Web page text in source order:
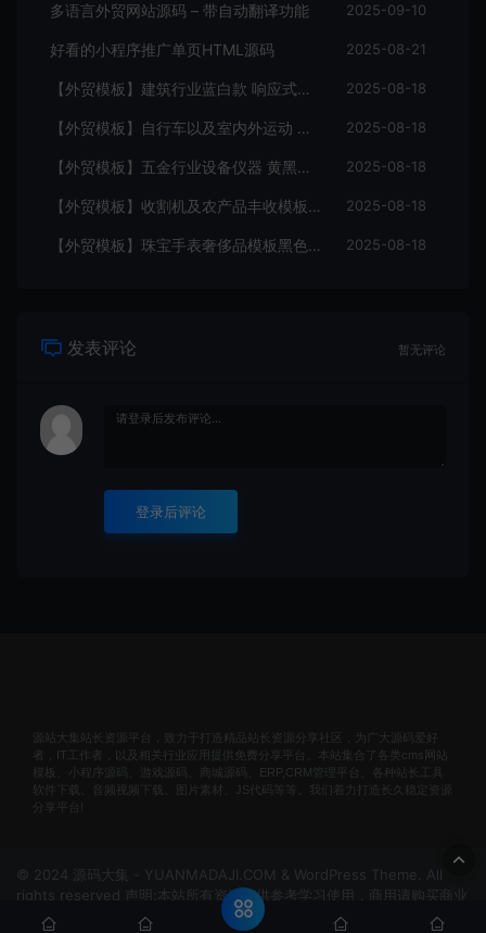
多语言外贸网站源码 – 带自动翻译功能 2025-09-10
好看的小程序推广单页HTML源码 2025-08-21
【外贸模板】建筑行业蓝白款 响应式模板静态html文件 2025-08-18
【外贸模板】自行车以及室内外运动 黑灰 响应式模板静态html文件 2025-08-18
【外贸模板】五金行业设备仪器 黄黑款 响应式模板静态html文件 2025-08-18
【外贸模板】收割机及农产品丰收模板 绿色 响应式模板静态html文件 2025-08-18
【外贸模板】珠宝手表奢侈品模板黑色 响应式模板静态html文件 2025-08-18
发表评论 暂无评论
登录后评论
源站大集站长资源平台，致力于打造精品站长资源分享社区，为广大源码爱好
者，IT工作者，以及相关行业应用提供免费分享平台。本站集合了各类cms网站
模板、小程序源码、游戏源码、商城源码、ERP,CRM管理平台、各种站长工具
软件下载、音频视频下载、图片素材、JS代码等等。我们着力打造长久稳定资源
分享平台!
© 2024 源码大集 - YUANMADAJI.COM & WordPress Theme. All
rights reserved 声明:本站所有资源仅供参考学习使用，商用请购买商业
版权！非法使用者自行承担责任！
网站地图